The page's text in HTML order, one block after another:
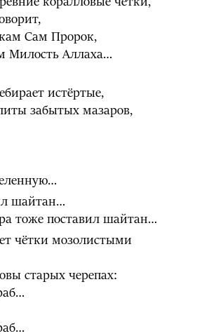
Сам Пророк,
Милость Аллаха…
истёртые,
забытых мазаров,
шайтан…
тоже поставил шайтан…
чётки мозолистыми
старых черепах: